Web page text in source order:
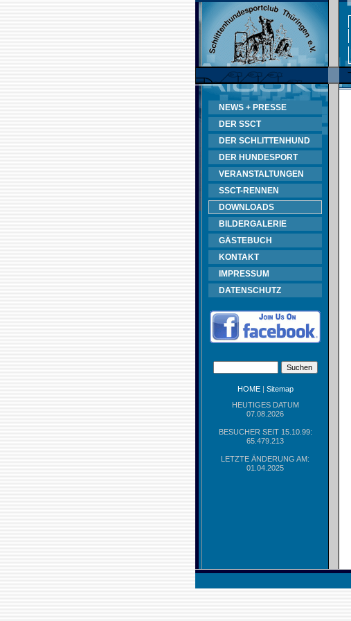
NEWS + PRESSE
DER SSCT
DER SCHLITTENHUND
DER HUNDESPORT
VERANSTALTUNGEN
SSCT-RENNEN
DOWNLOADS
BILDERGALERIE
GÄSTEBUCH
KONTAKT
IMPRESSUM
DATENSCHUTZ
HOME| Sitemap
HEUTIGES DATUM
07.08.2026
BESUCHER SEIT 15.10.99:
65.479.213
LETZTE ÄNDERUNG AM:
01.04.2025